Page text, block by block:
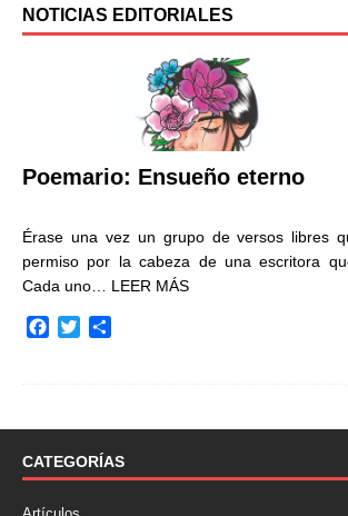
NOTICIAS EDITORIALES
Poemario: Ensueño eterno
Érase una vez un grupo de versos libres
permiso por la cabeza de una escritora
Cada uno… LEER MÁS
o
k
r
t
i
CATEGORÍAS